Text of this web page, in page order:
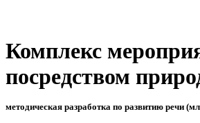
Комплекс
посредством
методическая разработка по развитию речи